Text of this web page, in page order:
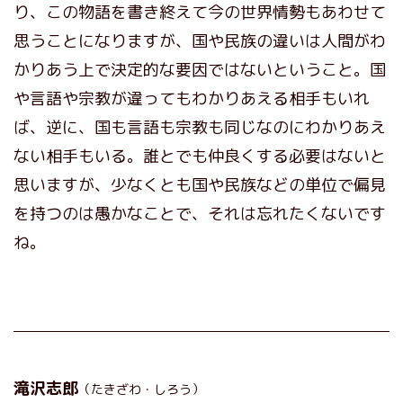
り、この物語を書き終えて今の世界情勢もあわせて
思うことになりますが、国や民族の違いは人間がわ
かりあう上で決定的な要因ではないということ。国
や言語や宗教が違ってもわかりあえる相手もいれ
ば、逆に、国も言語も宗教も同じなのにわかりあえ
ない相手もいる。誰とでも仲良くする必要はないと
思いますが、少なくとも国や民族などの単位で偏見
を持つのは愚かなことで、それは忘れたくないです
ね。
滝沢志郎 （たきざわ・しろう）